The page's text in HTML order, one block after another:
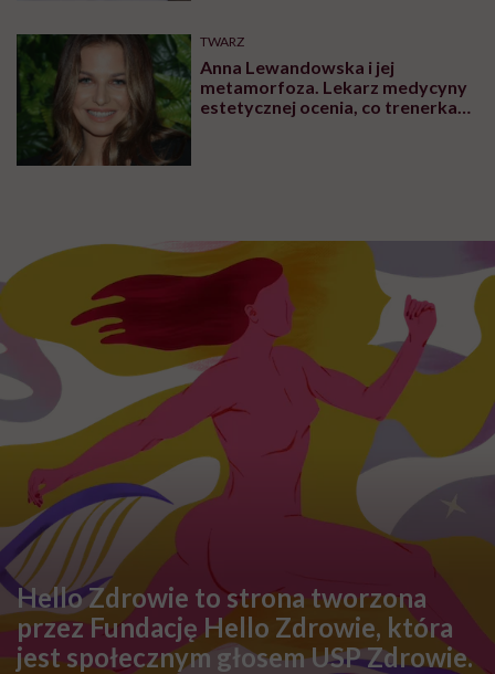
TWARZ
Anna Lewandowska i jej
metamorfoza. Lekarz medycyny
estetycznej ocenia, co trenerka
Hello Zdrowie to strona tworzona
przez Fundację Hello Zdrowie, która
jest społecznym głosem USP Zdrowie.